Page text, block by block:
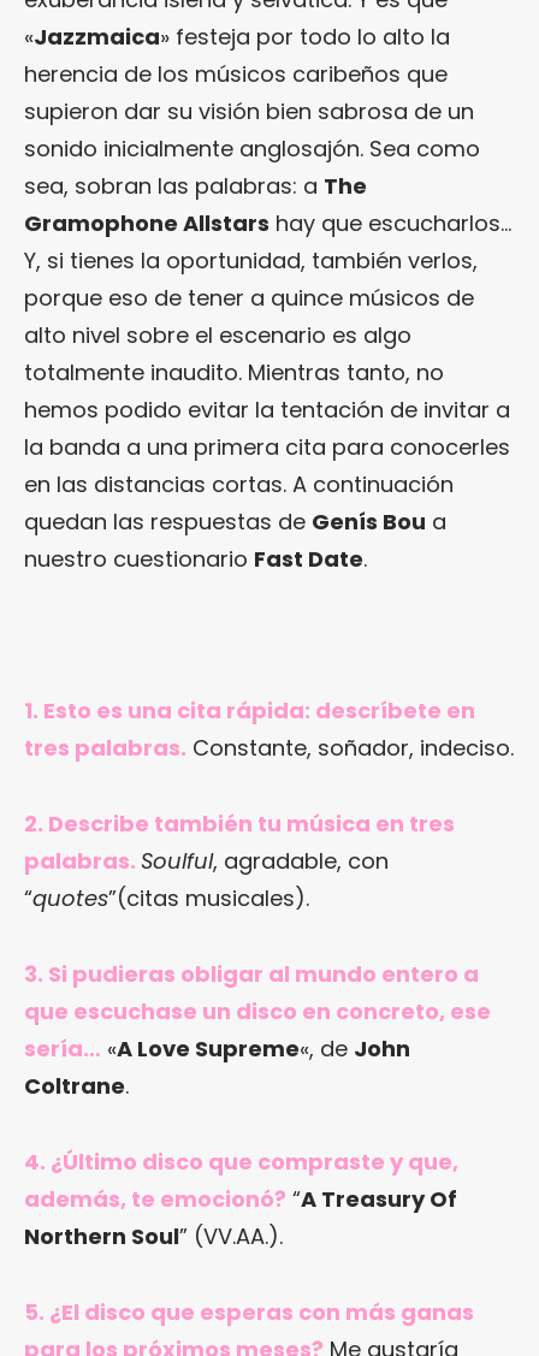
«Jazzmaica» festeja por todo lo alto la
herencia de los músicos caribeños que
supieron dar su visión bien sabrosa de un
sonido inicialmente anglosajón. Sea como
sea, sobran las palabras: a The
Gramophone Allstars hay que escucharlos…
Y, si tienes la oportunidad, también verlos,
porque eso de tener a quince músicos de
alto nivel sobre el escenario es algo
totalmente inaudito. Mientras tanto, no
hemos podido evitar la tentación de invitar a
la banda a una primera cita para conocerles
en las distancias cortas. A continuación
quedan las respuestas de Genís Bou a
nuestro cuestionario Fast Date.
1. Esto es una cita rápida: descríbete en
tres palabras. Constante, soñador, indeciso.
2. Describe también tu música en tres
palabras. Soulful, agradable, con
“quotes”(citas musicales).
3. Si pudieras obligar al mundo entero a
que escuchase un disco en concreto, ese
sería… «A Love Supreme«, de John
Coltrane.
4. ¿Último disco que compraste y que,
además, te emocionó? “A Treasury Of
Northern Soul” (VV.AA.).
5. ¿El disco que esperas con más ganas
para los próximos meses? Me gustaría